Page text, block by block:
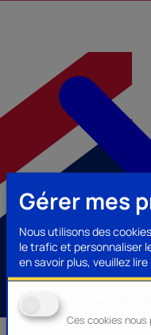
Gérer mes
Nous utilisons des
le trafic et personnaliser
en savoir plus, veuillez
Ces cookies